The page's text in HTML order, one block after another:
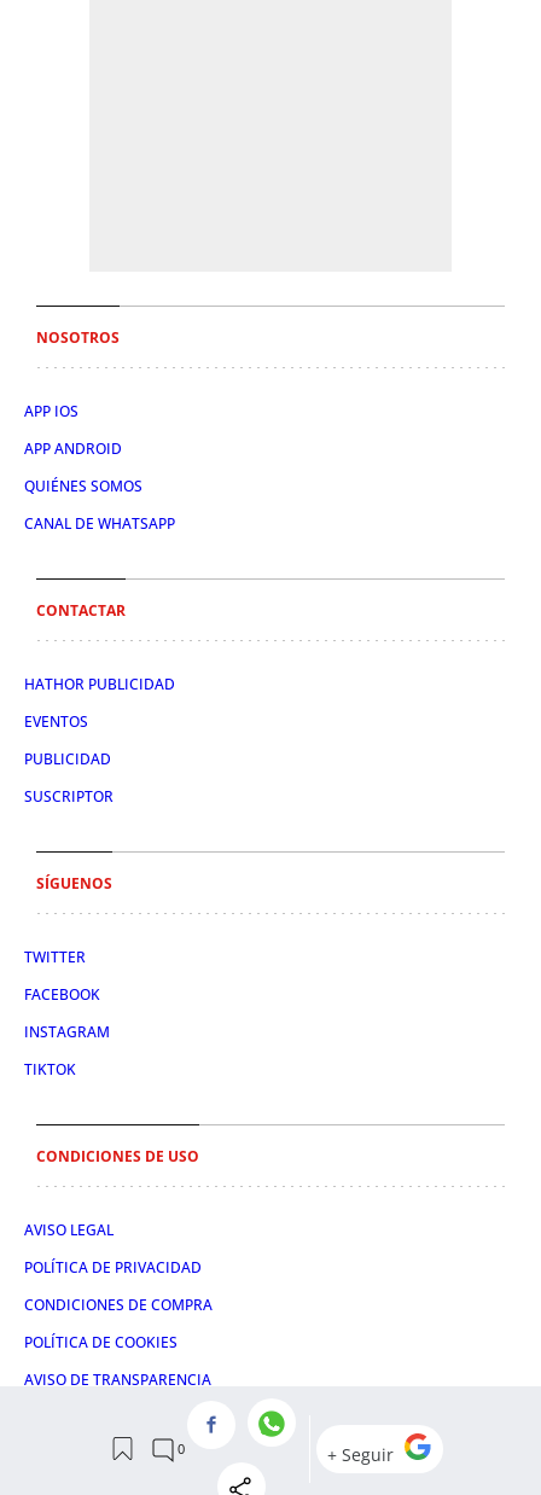
NOSOTROS
APP IOS
APP ANDROID
QUIÉNES SOMOS
CANAL DE WHATSAPP
CONTACTAR
HATHOR PUBLICIDAD
EVENTOS
PUBLICIDAD
SUSCRIPTOR
SÍGUENOS
TWITTER
FACEBOOK
INSTAGRAM
TIKTOK
CONDICIONES DE USO
AVISO LEGAL
POLÍTICA DE PRIVACIDAD
CONDICIONES DE COMPRA
POLÍTICA DE COOKIES
AVISO DE TRANSPARENCIA